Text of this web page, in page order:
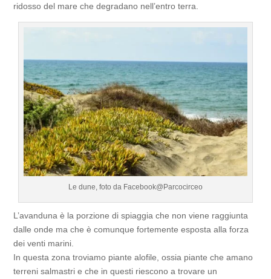
ridosso del mare che degradano nell’entro terra.
Le dune, foto da Facebook@Parcocirceo
L’avanduna è la porzione di spiaggia che non viene raggiunta
dalle onde ma che è comunque fortemente esposta alla forza
dei venti marini.
In questa zona troviamo piante alofile, ossia piante che amano
terreni salmastri e che in questi riescono a trovare un